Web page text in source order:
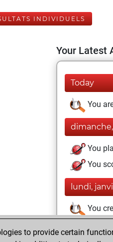
INDIVIDUELS
Your Latest
Today
You
You
You
lundi,
You
vendredi,
to provide certain